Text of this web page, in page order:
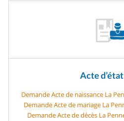
Acte
Demande Acte de naissance La
Demande Acte de mariage La
Demande Acte de décès La